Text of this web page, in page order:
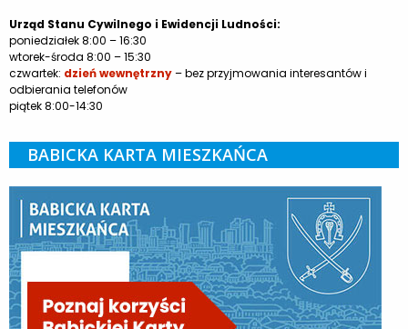
Urząd Stanu Cywilnego i Ewidencji Ludności:
poniedziałek 8:00 – 16:30
wtorek-środa 8:00 – 15:30
czwartek: dzień wewnętrzny– bez przyjmowania interesantów i
odbierania telefonów
piątek 8:00-14:30
BABICKA KARTA MIESZKAŃCA